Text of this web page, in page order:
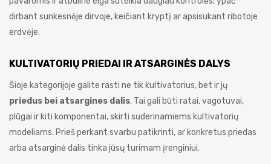
dirbant sunkesnėje dirvoje, keičiant kryptį ar apsisukant ribotoje
erdvėje.
KULTIVATORIŲ PRIEDAI IR ATSARGINĖS DALYS
Šioje kategorijoje galite rasti ne tik kultivatorius, bet ir jų
priedus bei atsargines dalis. Tai gali būti ratai, vagotuvai,
plūgai ir kiti komponentai, skirti suderinamiems kultivatorių
modeliams. Prieš perkant svarbu patikrinti, ar konkretus priedas
arba atsarginė dalis tinka jūsų turimam įrenginiui.